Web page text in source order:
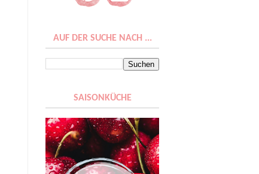
AUF DER SUCHE NACH ...
SAISONKÜCHE